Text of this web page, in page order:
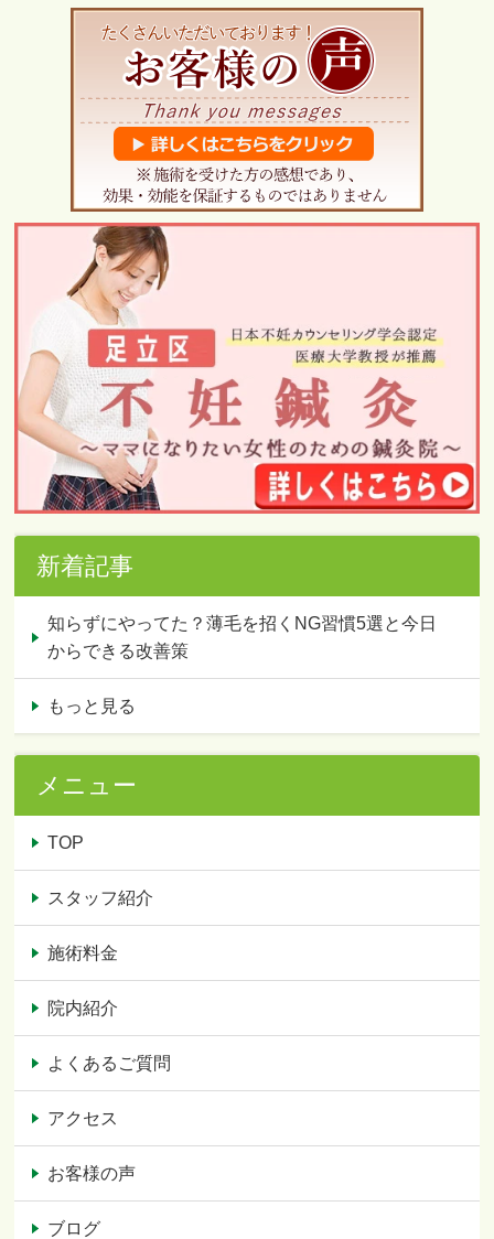
新着記事
知らずにやってた？薄毛を招くNG習慣5選と今日
からできる改善策
もっと見る
メニュー
TOP
スタッフ紹介
施術料金
院内紹介
よくあるご質問
アクセス
お客様の声
ブログ